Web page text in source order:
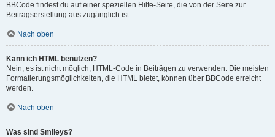
BBCode findest du auf einer speziellen Hilfe-Seite, die von der Seite zur
Beitragserstellung aus zugänglich ist.
Nach oben
Kann ich HTML benutzen?
Nein, es ist nicht möglich, HTML-Code in Beiträgen zu verwenden. Die meisten
Formatierungsmöglichkeiten, die HTML bietet, können über BBCode erreicht
werden.
Nach oben
Was sind Smileys?